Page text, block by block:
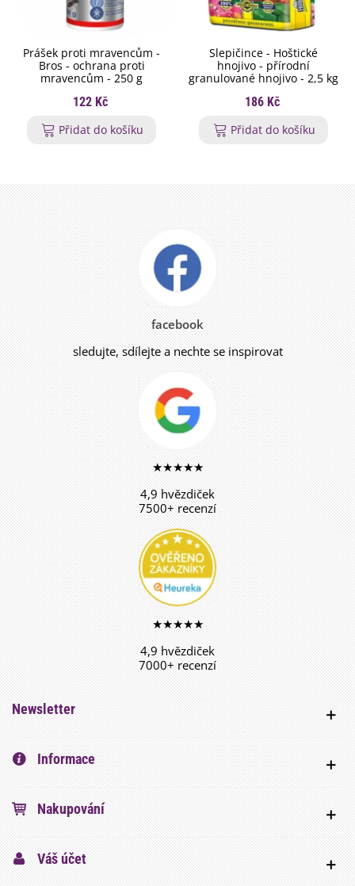
Prášek proti mravencům -
Bros - ochrana proti
mravencům - 250 g
122 Kč
Přidat do košíku
Slepičince - Hoštické
hnojivo - přírodní
granulované hnojivo - 2,5 kg
186 Kč
Přidat do košíku
facebook
sledujte, sdílejte a nechte se inspirovat
★★★★★
4,9 hvězdiček
7500+ recenzí
★★★★★
4,9 hvězdiček
7000+ recenzí
Newsletter
Informace
Nakupování
Váš účet